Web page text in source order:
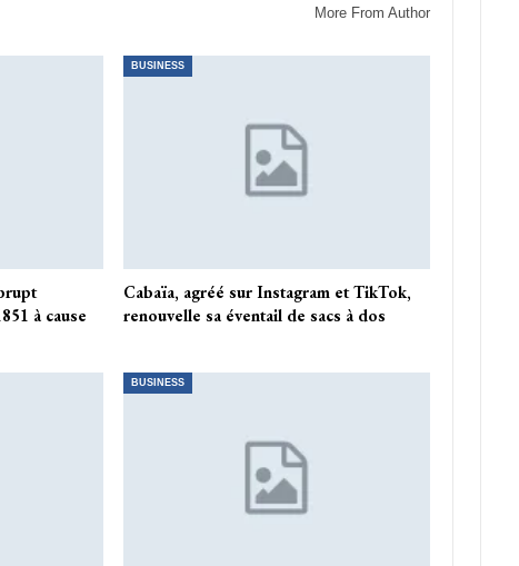
More From Author
à cause
BUSINESS
Cabaïa, agréé sur Instagram et TikTok,
renouvelle sa éventail de sacs à dos
BUSINESS